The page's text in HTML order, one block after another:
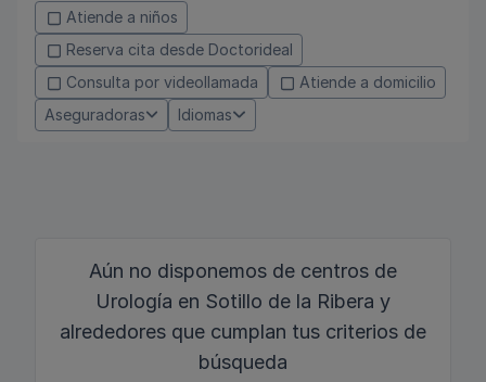
Atiende a niños
Reserva cita desde Doctorideal
Consulta por videollamada
Atiende a domicilio
Aseguradoras
Idiomas
Aún no disponemos de centros de
Urología en Sotillo de la Ribera y
alrededores que cumplan tus criterios de
búsqueda